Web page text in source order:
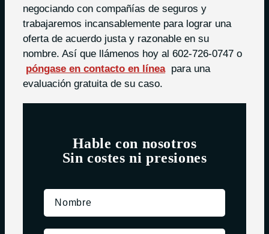
Hable con nosotros
Sin costes ni presiones
negociando con compañías de seguros y
trabajaremos incansablemente para lograr una
oferta de acuerdo justa y razonable en su
nombre. Así que llámenos hoy al 602-726-0747 o
póngase en contacto en línea para una
evaluación gratuita de su caso.